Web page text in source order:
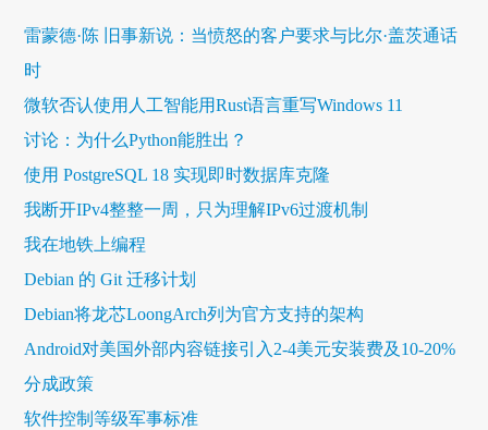
雷蒙德·陈 旧事新说：当愤怒的客户要求与比尔·盖茨通话
时
微软否认使用人工智能用Rust语言重写Windows 11
讨论：为什么Python能胜出？
使用 PostgreSQL 18 实现即时数据库克隆
我断开IPv4整整一周，只为理解IPv6过渡机制
我在地铁上编程
Debian 的 Git 迁移计划
Debian将龙芯LoongArch列为官方支持的架构
Android对美国外部内容链接引入2-4美元安装费及10-20%
分成政策
软件控制等级军事标准